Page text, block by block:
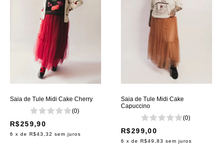
Saia de Tule Midi Cake Cherry
(0)
R$259,90
6 x de R$43,32 sem juros
Saia de Tule Midi Cake
Capuccino
(0)
R$299,00
6 x de R$49,83 sem juros